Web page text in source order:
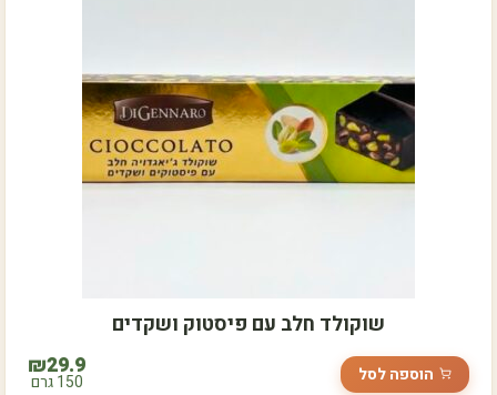
שוקולד חלב עם פיסטוק ושקדים
₪29.9
150 גרם הוספה לסל